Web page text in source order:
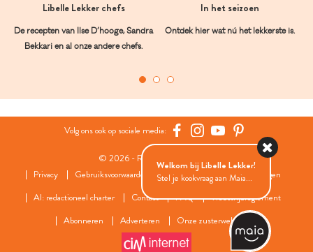
Libelle Lekker chefs
De recepten van Ilse D’hooge, Sandra
Bekkari en al onze andere chefs.
In het seizoen
Ontdek hier wat nú het lekkerste is.
Volg ons ook op sociale media:
© 2026 - Roularta Media Group
Privacy
Gebruiksvoorwaarden Cookies
Cookies instellingen
AI: redactioneel charter
Contact FAQ
Wedstrijdreglement
Abonneren
Adverteren Onze zusterwebsites
Welkom bij Libelle Lekker!
Stel je kookvraag aan Maia...